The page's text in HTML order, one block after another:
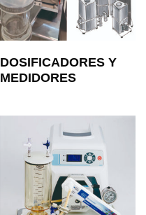
DOSIFICADORES Y
MEDIDORES